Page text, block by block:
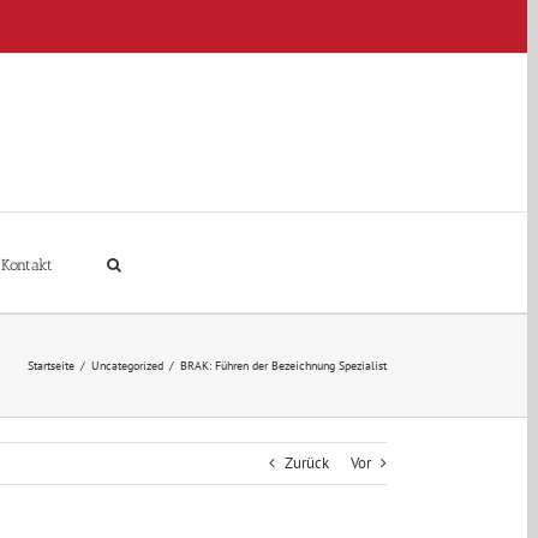
Kontakt
Startseite / Uncategorized / BRAK: Führen der Bezeichnung Spezialist
Zurück Vor